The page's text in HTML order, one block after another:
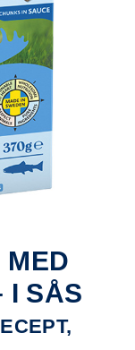
MED
I SÅS